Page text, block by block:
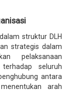
struktur DLH
strategis dalam
pelaksanaan
seluruh
antara
arah